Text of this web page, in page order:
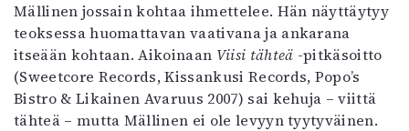
Mällinen jossain kohtaa ihmettelee. Hän näyttäytyy
teoksessa huomattavan vaativana ja ankarana
itseään kohtaan. Aikoinaan Viisi tähteä -pitkäsoitto
(Sweetcore Records, Kissankusi Records, Popo’s
Bistro & Likainen Avaruus 2007) sai kehuja – viittä
tähteä – mutta Mällinen ei ole levyyn tyytyväinen.